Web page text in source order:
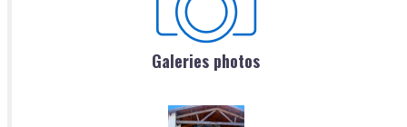
Galeries photos